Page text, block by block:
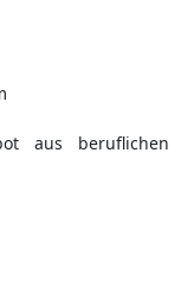
aus beruflichen